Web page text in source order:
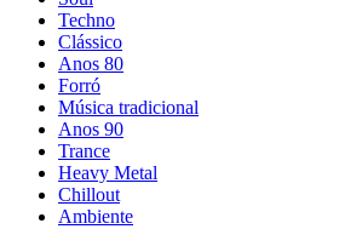
Techno
Clássico
Anos 80
Forró
Música tradicional
Anos 90
Trance
Heavy Metal
Chillout
Ambiente